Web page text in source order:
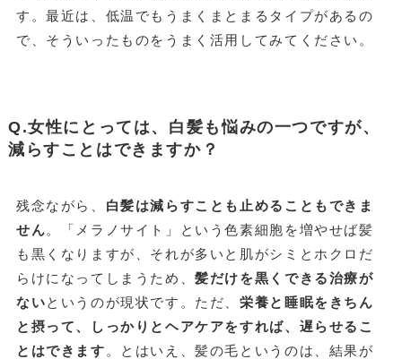
す。最近は、低温でもうまくまとまるタイプがあるの
で、そういったものをうまく活用してみてください。
Q.女性にとっては、白髪も悩みの一つですが、
減らすことはできますか？
残念ながら、 白髪は減らすことも止めることもできま
せん。「メラノサイト」という色素細胞を増やせば髪
も黒くなりますが、それが多いと肌がシミとホクロだ
らけになってしまうため、髪だけを黒くできる治療が
ないというのが現状です。ただ、栄養と睡眠をきちん
と摂って、しっかりとヘアケアをすれば、遅らせるこ
とはできます 。とはいえ、髪の毛というのは、結果が